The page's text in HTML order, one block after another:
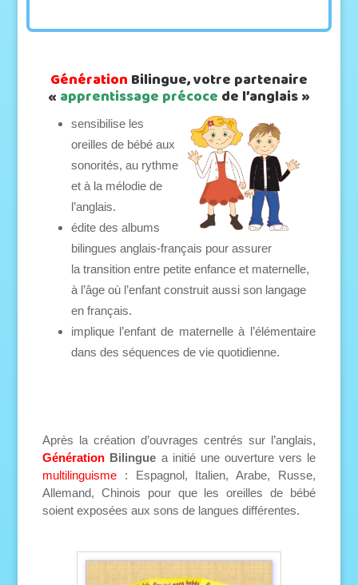
Génération Bilingue, votre partenaire
« apprentissage précoce de l’anglais »
sensibilise les
oreilles de bébé aux
sonorités, au rythme
et à la mélodie de
l’anglais.
édite des albums
bilingues anglais-français pour assurer
la transition entre petite enfance et maternelle,
à l’âge où l’enfant construit aussi son langage
en français.
implique l’enfant de maternelle à l’élémentaire
dans des séquences de vie quotidienne.
Après la création d’ouvrages centrés sur l’anglais,
Génération Bilingue a initié une ouverture vers le
multilinguisme : Espagnol, Italien, Arabe, Russe,
Allemand, Chinois pour que les oreilles de bébé
soient exposées aux sons de langues différentes.